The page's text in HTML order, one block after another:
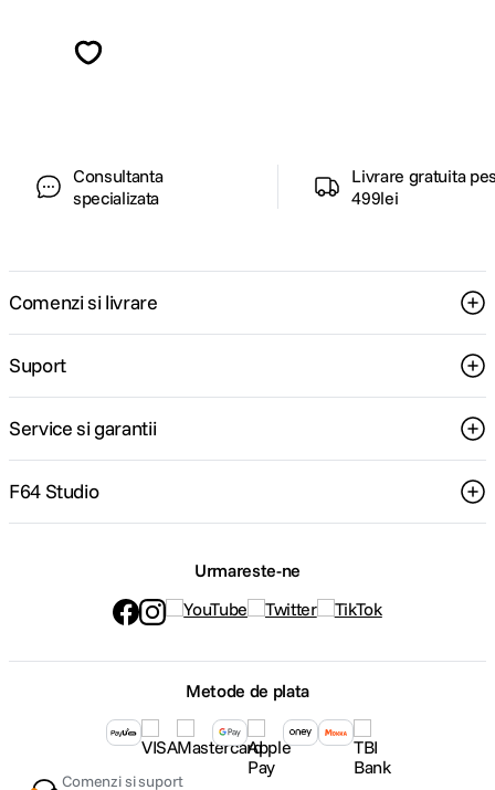
Consultanta
specializata
Livrare gratuita
499lei
Comenzi si livrare
Suport
Service si garantii
F64 Studio
Urmareste-ne
Metode de plata
Comenzi si suport